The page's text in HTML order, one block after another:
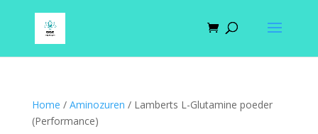
Home / Aminozuren / Lamberts L-Glutamine poeder
(Performance)